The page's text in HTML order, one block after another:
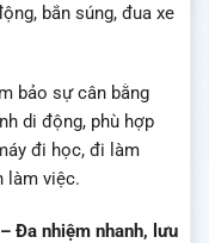
bắn súng, đua xe
bảo sự cân bằng
di động, phù hợp
đi học, đi làm
làm việc.
Đa nhiệm nhanh, lưu